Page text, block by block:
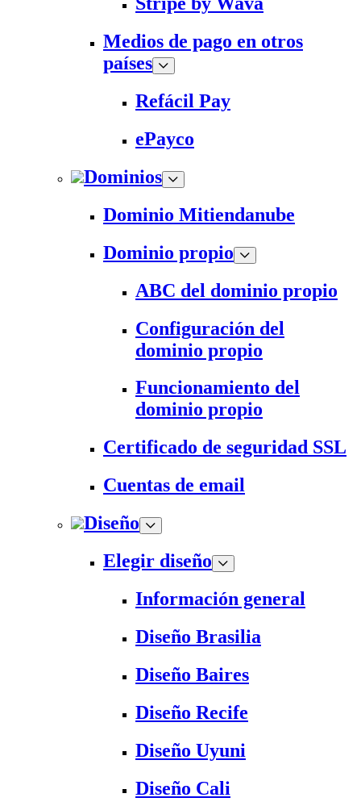
Medios de pago en otros
países
Refácil Pay
ePayco
Dominios
Dominio Mitiendanube
Dominio propio
ABC del dominio propio
Configuración del
dominio propio
Funcionamiento del
dominio propio
Certificado de seguridad SSL
Cuentas de email
Diseño
Elegir diseño
Información general
Diseño Brasilia
Diseño Baires
Diseño Recife
Diseño Uyuni
Diseño Cali